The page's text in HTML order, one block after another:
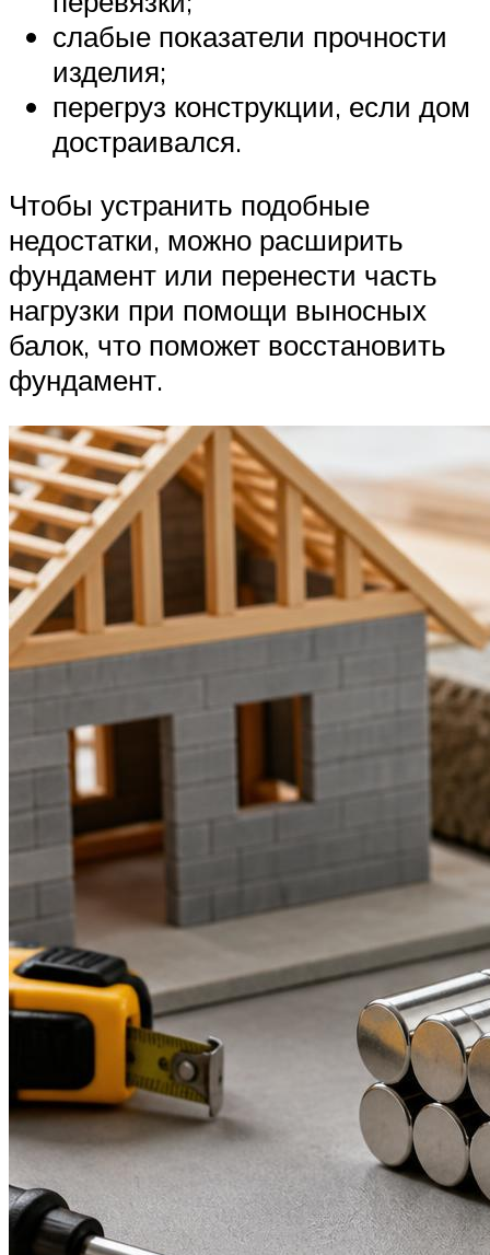
слабые показатели прочности
изделия;
перегруз конструкции, если дом
достраивался.
Чтобы устранить подобные
недостатки, можно расширить
фундамент или перенести часть
нагрузки при помощи выносных
балок, что поможет восстановить
фундамент.